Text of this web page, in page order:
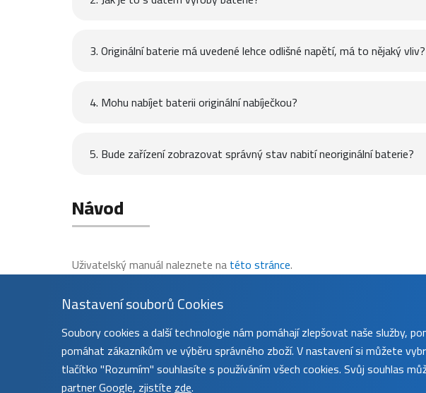
3. Originální baterie má uvedené lehce odlišné napětí, má to nějaký vliv?
4. Mohu nabíjet baterii originální nabíječkou?
5. Bude zařízení zobrazovat správný stav nabití neoriginální baterie?
Návod
Uživatelský manuál naleznete natéto stránce.
Nastavení souborů Cookies
Soubory cookies a další technologie nám pomáhají zlepšovat naše služby,
pomáhat zákazníkům ve výběru správného zboží. V nastavení si můžete
tlačítko "Rozumím" souhlasíte s používáním všech cookies. Svůj souhlas
partner Google, zjistítezde.